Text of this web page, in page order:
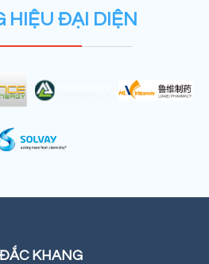
HIỆU ĐẠI DIỆN
KHANG